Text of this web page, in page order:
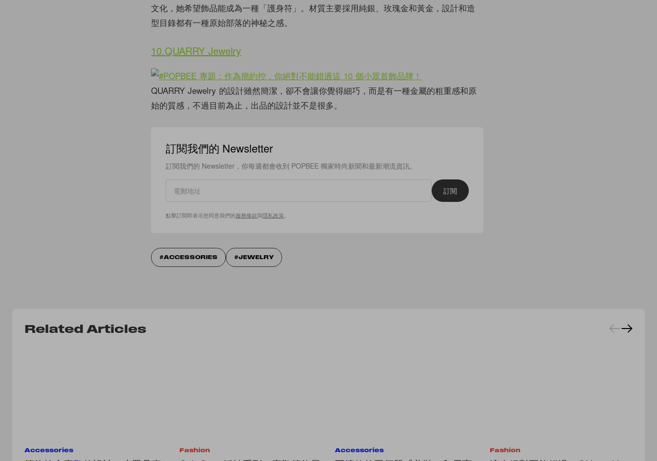
文化，她希望飾品能成為一種「護身符」。材質主要採用純銀、玫瑰金和黃金，設計和造
型目錄都有一種原始部落的神秘之感。
10.QUARRY Jewelry
QUARRY Jewelry 的設計雖然簡潔，卻不會讓你覺得細巧，而是有一種金屬的粗重感和原
始的質感，不過目前為止，出品的設計並不是很多。
訂閱我們的 Newsletter
訂閱我們的 Newsletter，你每週都會收到 POPBEE 獨家時尚新聞和最新潮流資訊。
訂閱
點擊訂閱即表示您同意我們的服務條款與隱私政策
ACCESSORIES JEWELRY
Related Articles
Accessories Fashion Accessories Fashion